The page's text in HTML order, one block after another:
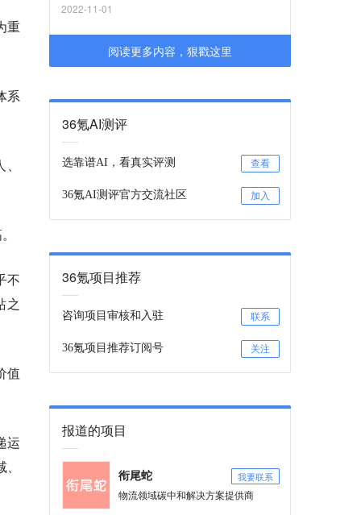
重
系
不
之
值
运
2022-11-01
阅读更多内容，狠戳这里
36氪AI测评
选靠谱AI，看真实评测 查看
36氪AI测评官方交流社区 加入
36氪项目推荐
咨询项目审核和入驻 联系
36氪项目推荐订阅号 关注
报道的项目
衔尾蛇 我要联系
物流领域碳中和解决方案提供商